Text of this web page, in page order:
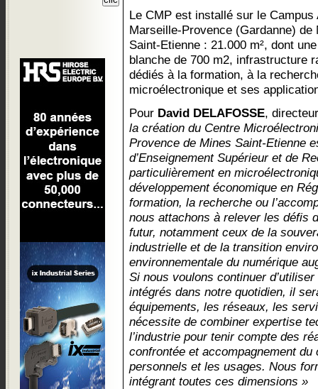
Le CMP est installé sur le Campus
Marseille-Provence (Gardanne) de
Saint-Etienne : 21.000 m², dont
blanche de 700 m2, infrastructure
dédiés à la formation, à la
microélectronique et ses
Pour David DELAFOSSE,
la création du Centre
Provence de Mines Saint-Etienne
d’Enseignement Supérieur et de
particulièrement en
développement économique en
formation, la recherche ou
nous attachons à relever les défis
futur, notamment ceux de la
industrielle et de la transition
environnementale du numérique
Si nous voulons continuer
intégrés dans notre quotidien, il
équipements, les réseaux, les
nécessite de combiner expertise
l’industrie pour tenir compte des
confrontée et accompagnement du
personnels et les usages. Nous
intégrant toutes ces dimensions »